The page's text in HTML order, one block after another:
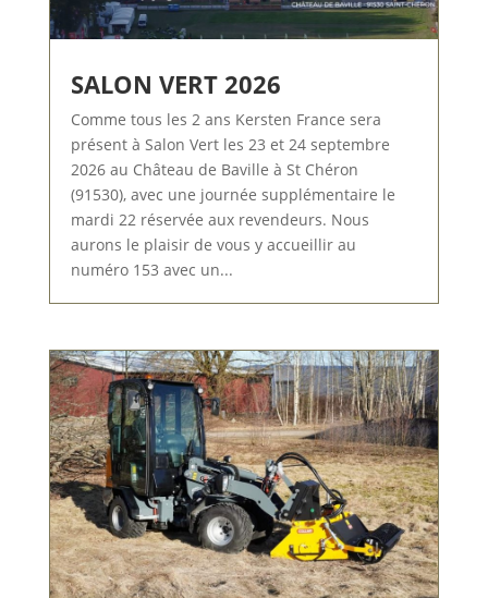
SALON VERT 2026
Comme tous les 2 ans Kersten France sera
présent à Salon Vert les 23 et 24 septembre
2026 au Château de Baville à St Chéron
(91530), avec une journée supplémentaire le
mardi 22 réservée aux revendeurs. Nous
aurons le plaisir de vous y accueillir au
numéro 153 avec un...